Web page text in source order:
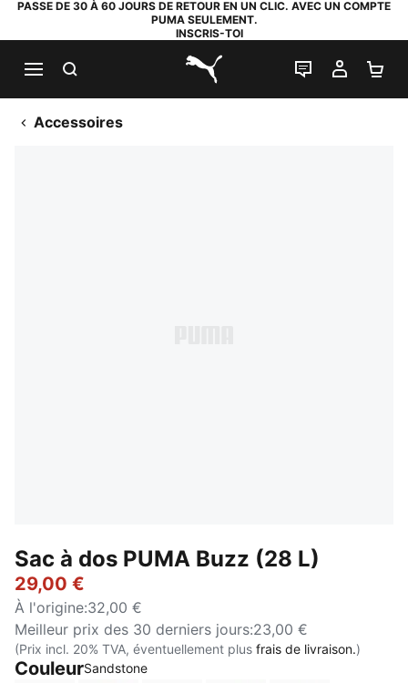
PASSE DE 30 À 60 JOURS DE RETOUR EN UN CLIC. AVEC UN COMPTE
PUMA SEULEMENT.
INSCRIS-TOI
PUMA.com
LIVE CHAT
MON
Accessoires
Sac à dos PUMA Buzz (28 L)
29,00 €
À l'origine:32,00 €
Meilleur prix des 30 derniers jours:23,00 €
(Prix incl. 20% TVA, éventuellement plus frais de livraison.)
CouleurSandstone: